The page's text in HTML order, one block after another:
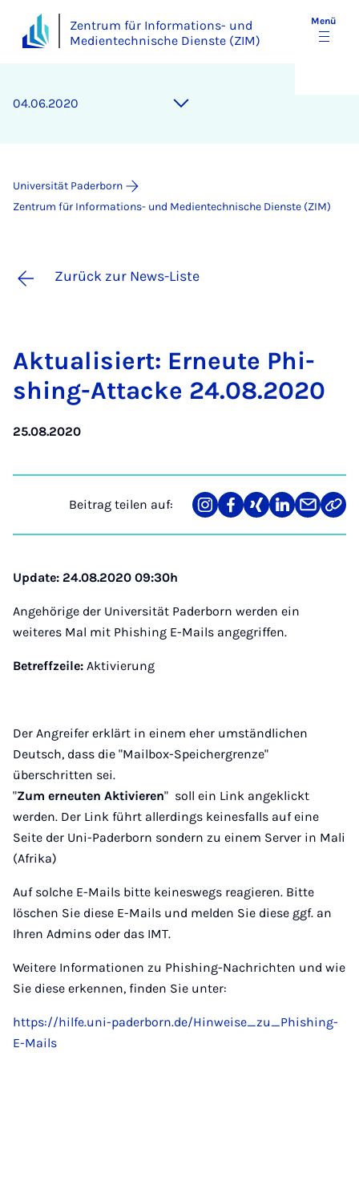
Zentrum für Informations- und
Medientechnische Dienste (ZIM)
Menü
04.06.2020
Universität Paderborn
Zentrum für Informations- und Medientechnische Dienste (ZIM)
Zurück zur News-Liste
Ak­tu­a­li­siert: Er­neu­te Phi­
shing-At­ta­cke 24.08.2020
25.08.2020
Beitrag teilen auf:
Teilen
auf
Teilen
auf
Teilen
auf
Teilen
auf
Teilen
über
Link
Update: 24.08.2020 09:30h
Angehörige der Universität Paderborn werden ein
weiteres Mal mit Phishing E-Mails angegriffen.
Betreffzeile: Aktivierung
Der Angreifer erklärt in einem eher umständlichen
Deutsch, dass die "Mailbox-Speichergrenze"
überschritten sei.
"Zum erneuten Aktivieren" soll ein Link angeklickt
werden. Der Link führt allerdings keinesfalls auf eine
Seite der Uni-Paderborn sondern zu einem Server in Mali
(Afrika)
Auf solche E-Mails bitte keineswegs reagieren. Bitte
löschen Sie diese E-Mails und melden Sie diese ggf. an
Ihren Admins oder das IMT.
Weitere Informationen zu Phishing-Nachrichten und wie
Sie diese erkennen, finden Sie unter:
https://hilfe.uni-paderborn.de/Hinweise_zu_Phishing-
E-Mails